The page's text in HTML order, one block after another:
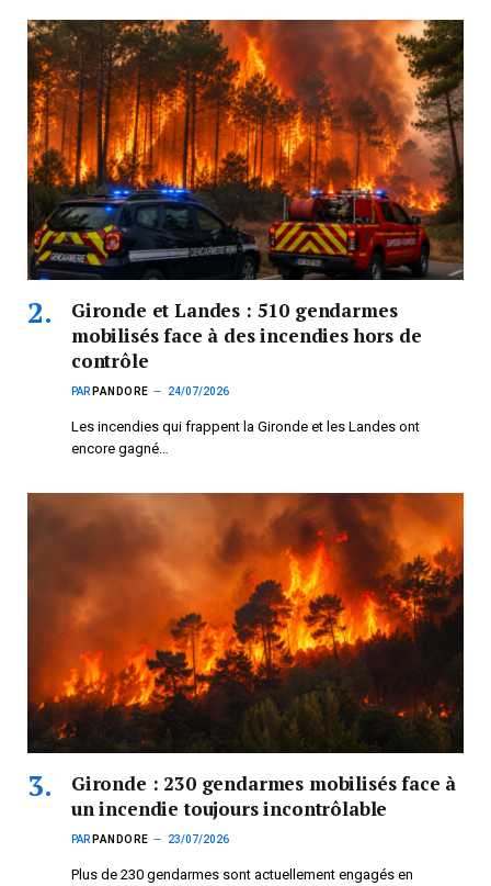
Gironde et Landes : 510 gendarmes
mobilisés face à des incendies hors de
contrôle
PAR PANDORE 24/07/2026
Les incendies qui frappent la Gironde et les Landes ont
encore gagné…
Gironde : 230 gendarmes mobilisés face à
un incendie toujours incontrôlable
PAR PANDORE 23/07/2026
Plus de 230 gendarmes sont actuellement engagés en